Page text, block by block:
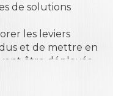
de solutions
les leviers
et de mettre en
être déployés
les énergies
la créativité dans